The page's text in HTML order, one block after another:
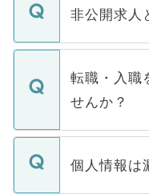
登録内容を
ます。通常、
いただきま
非公開求人
マイナビ
うち約3割は
けない「非
下記の理由
ません。
■応募殺到を
転職・入職
せんか？
転職・入職を
ん。また、
個人情報は